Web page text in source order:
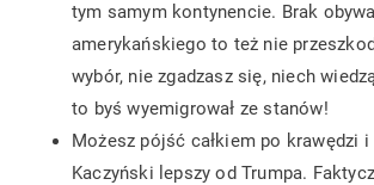
tym samym kontynencie. Brak
amerykańskiego to też nie
wybór, nie zgadzasz się, niech
to byś wyemigrował ze stanów!
Możesz pójść całkiem po krawędzi
Kaczyński lepszy od Trumpa.